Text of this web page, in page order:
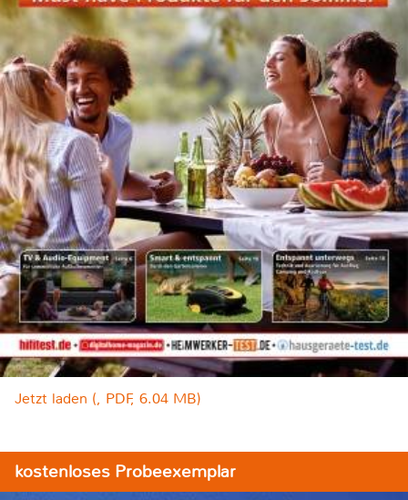
Jetzt laden (, PDF, 6.04 MB)
kostenloses Probeexemplar